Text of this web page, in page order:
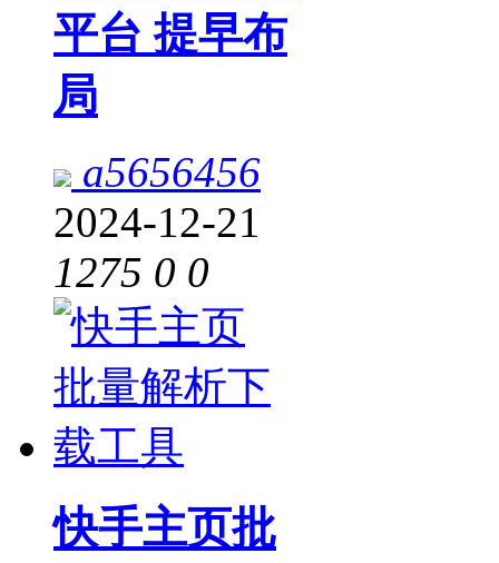
平台 提早布
局
a5656456
2024-12-21
1275 0 0
快手主页批